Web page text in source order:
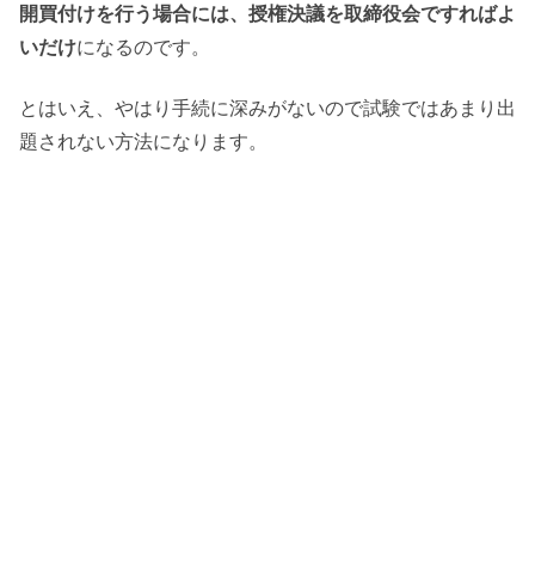
開買付けを行う場合には、授権決議を取締役会ですればよ
いだけになるのです。
とはいえ、やはり手続に深みがないので試験ではあまり出
題されない方法になります。